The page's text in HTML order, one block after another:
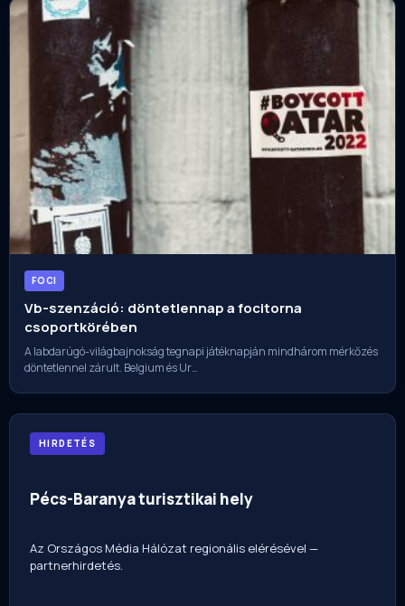
FOCI
Vb-szenzáció: döntetlennap a focitorna
csoportkörében
A labdarúgó-világbajnokság tegnapi játéknapján mindhárom mérkőzés
döntetlennel zárult. Belgium és Ur…
HIRDETÉS
Pécs-Baranya turisztikai hely
Az Országos Média Hálózat regionális elérésével —
partnerhirdetés.